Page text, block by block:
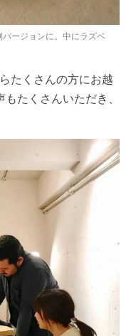
ージョンに。中にラズベ
たくさんの方にお越
たくさんいただき、